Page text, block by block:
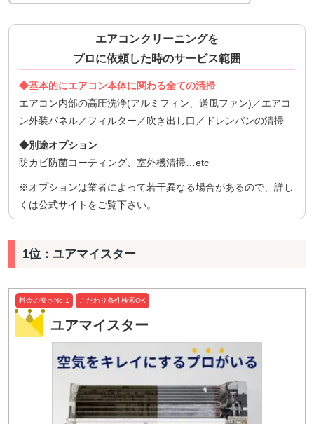
エアコンクリーニングを
プロに依頼した時のサービス範囲
◆基本的にエアコン本体に関わる全ての清掃
エアコン内部の高圧洗浄(アルミフィン、送風ファン)／エアコ
ン外装パネル／フィルター／吹き出し口／ドレンパンの清掃
◆別途オプション
防カビ防菌コーティング、室外機清掃…etc
※オプションは業者によって若干異なる場合があるので、詳し
くは公式サイトをご覧下さい。
1位：ユアマイスター
料金の安さNo.1 こだわり条件検索OK
ユアマイスター